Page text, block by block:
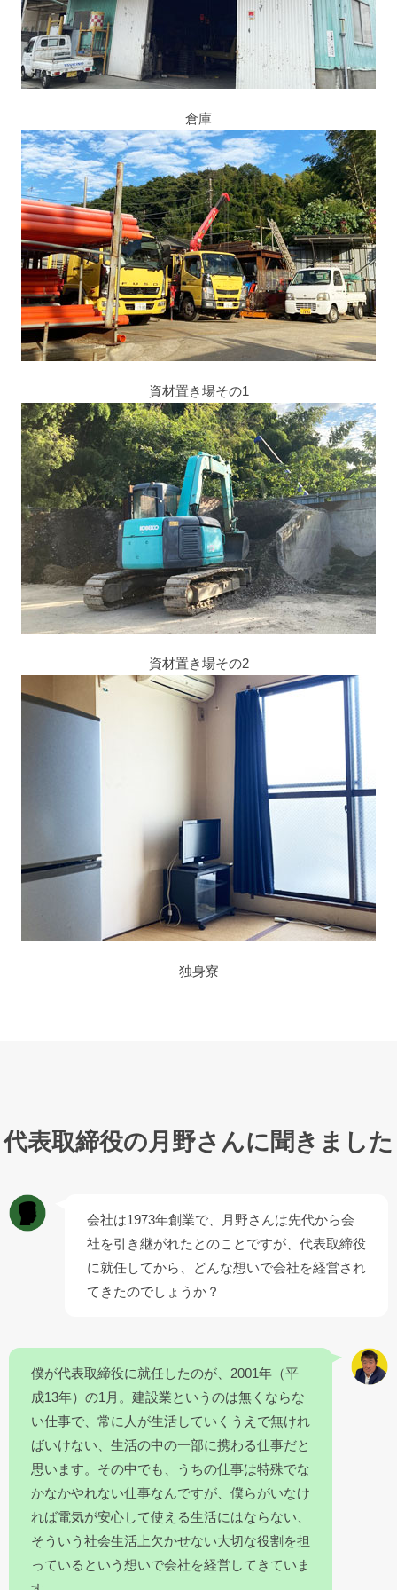
倉庫
資材置き場その1
資材置き場その2
独身寮
代表取締役の月野さんに聞きました
会社は1973年創業で、月野さんは先代から会
社を引き継がれたとのことですが、代表取締役
に就任してから、どんな想いで会社を経営され
てきたのでしょうか？
僕が代表取締役に就任したのが、2001年（平
成13年）の1月。建設業というのは無くならな
い仕事で、常に人が生活していくうえで無けれ
ばいけない、生活の中の一部に携わる仕事だと
思います。その中でも、うちの仕事は特殊でな
かなかやれない仕事なんですが、僕らがいなけ
れば電気が安心して使える生活にはならない、
そういう社会生活上欠かせない大切な役割を担
っているという想いで会社を経営してきていま